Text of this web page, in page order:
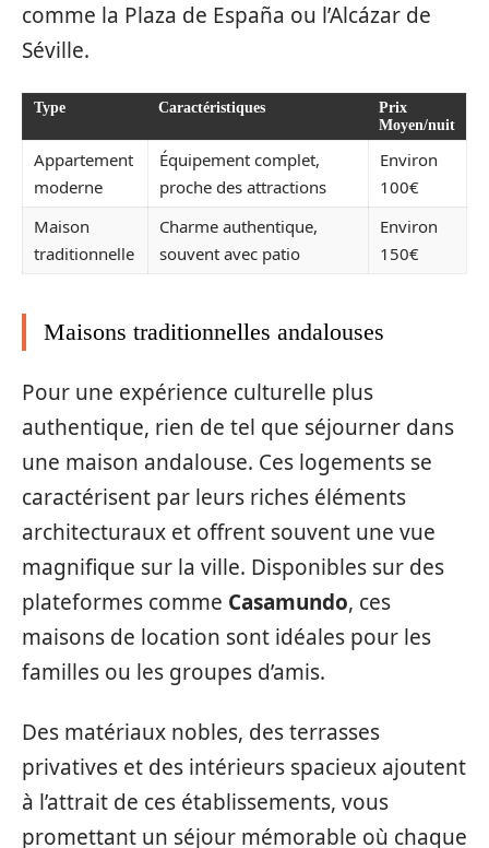
comme la Plaza de España ou l’Alcázar de
Séville.
Type Caractéristiques
Prix
Moyen/nuit
Appartement
moderne
Équipement complet,
proche des attractions
Environ
100€
Maison
traditionnelle
Charme authentique,
souvent avec patio
Environ
150€
Maisons traditionnelles andalouses
Pour une expérience culturelle plus
authentique, rien de tel que séjourner dans
une maison andalouse. Ces logements se
caractérisent par leurs riches éléments
architecturaux et offrent souvent une vue
magnifique sur la ville. Disponibles sur des
plateformes comme Casamundo, ces
maisons de location sont idéales pour les
familles ou les groupes d’amis.
Des matériaux nobles, des terrasses
privatives et des intérieurs spacieux ajoutent
à l’attrait de ces établissements, vous
promettant un séjour mémorable où chaque